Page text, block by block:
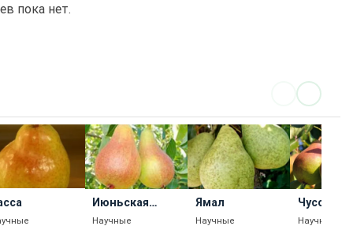
пока нет.
Июньская
Ранняя
Научные
Ямал
Научные
Чусовая
Научные